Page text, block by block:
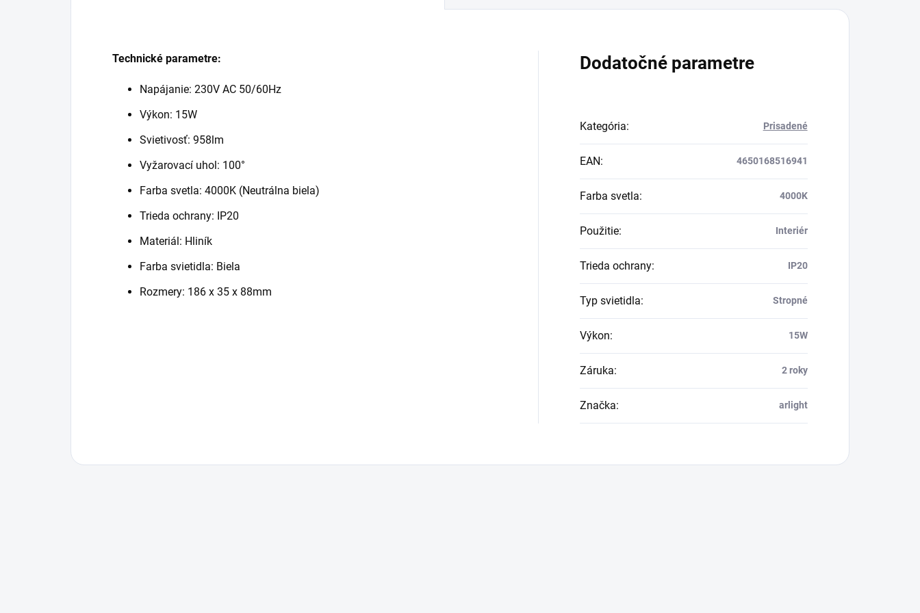
Technické parametre:
Napájanie: 230V AC 50/60Hz
Výkon: 15W
Svietivosť: 958lm
Vyžarovací uhol: 100°
Farba svetla: 4000K (Neutrálna biela)
Trieda ochrany: IP20
Materiál: Hliník
Farba svietidla: Biela
Rozmery: 186 x 35 x 88mm
Dodatočné parametre
Kategória: Prisadené
EAN: 4650168516941
Farba svetla: 4000K
Použitie: Interiér
Trieda ochrany: IP20
Typ svietidla: Stropné
Výkon: 15W
Záruka: 2 roky
Značka: arlight